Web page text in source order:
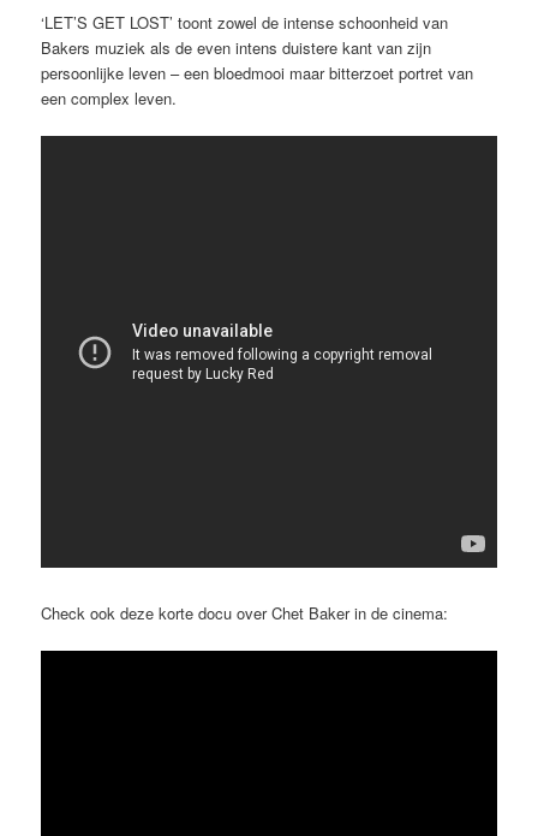
‘LET’S GET LOST’ toont zowel de intense schoonheid van
Bakers muziek als de even intens duistere kant van zijn
persoonlijke leven – een bloedmooi maar bitterzoet portret van
een complex leven.
Check ook deze korte docu over Chet Baker in de cinema: